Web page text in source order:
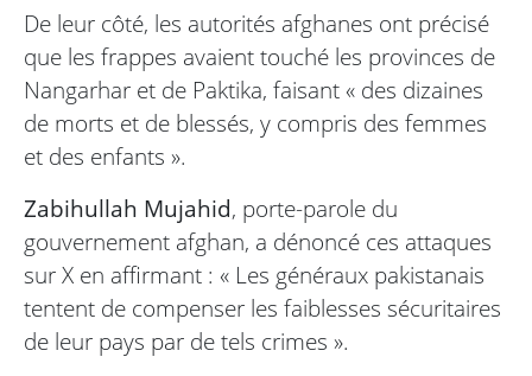
De leur côté, les autorités afghanes ont précisé
que les frappes avaient touché les provinces de
Nangarhar et de Paktika, faisant « des dizaines
de morts et de blessés, y compris des femmes
et des enfants ».
Zabihullah Mujahid, porte-parole du
gouvernement afghan, a dénoncé ces attaques
sur X en affirmant : « Les généraux pakistanais
tentent de compenser les faiblesses sécuritaires
de leur pays par de tels crimes ».